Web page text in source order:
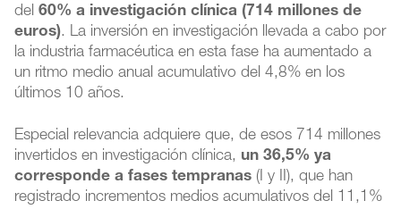
del60% a investigación clínica (714 millones de
euros). La inversión en investigación llevada a cabo por
la industria farmacéutica en esta fase ha aumentado a
un ritmo medio anual acumulativo del 4,8% en los
últimos 10 años.
Especial relevancia adquiere que, de esos 714 millones
invertidos en investigación clínica, un 36,5% ya
corresponde a fases tempranas (I y II), que han
registrado incrementos medios acumulativos del 11,1%